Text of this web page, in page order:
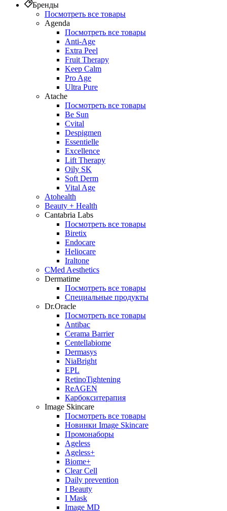
Бренды
Посмотреть все товары
Agenda
Посмотреть все товары
Anti‑Age
Extra Peel
Fruit Therapy
Keep Calm
Pro Age
Ultra Pure
Atache
Посмотреть все товары
Be Sun
Cvital
Despigmen
Essentielle
Excellence
Lift Therapy
Oily SK
Soft Derm
Vital Age
Atohealth
Beauty + Health
Cantabria Labs
Посмотреть все товары
Biretix
Endocare
Heliocare
Iraltone
CMed Aesthetics
Dermatime
Посмотреть все товары
Специальные продукты
Dr.Oracle
Посмотреть все товары
Antibac
Cerama Barrier
Centellabiome
Dermasys
NiaBright
EPL
RetinoTightening
ReAGEN
Карбокситерапия
Image Skincare
Посмотреть все товары
Новинки Image Skincare
Промонаборы
Ageless
Ageless+
Biome+
Clear Cell
Daily prevention
I Beauty
I Mask
Image MD